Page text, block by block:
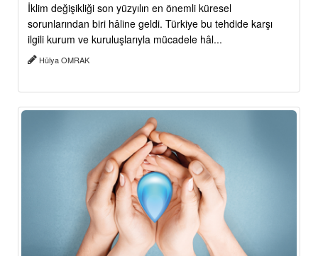
İklim değişikliği son yüzyılın en önemli küresel
sorunlarından biri hâline geldi. Türkiye bu tehdide karşı
ilgili kurum ve kuruluşlarıyla mücadele hâl...
Hülya OMRAK